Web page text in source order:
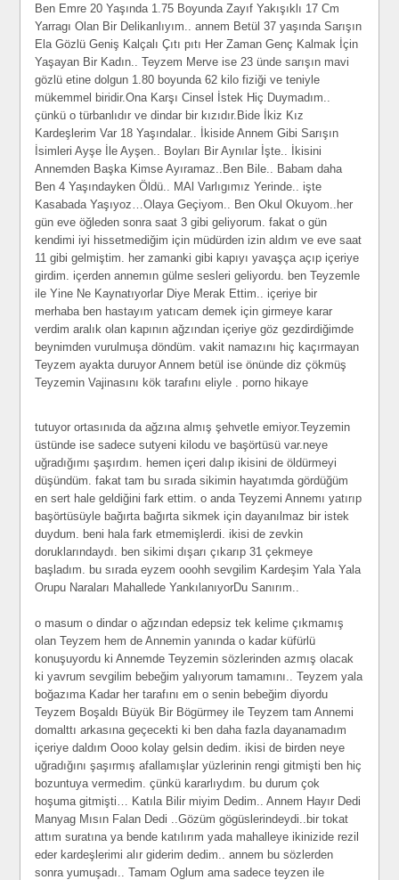
Ben Emre 20 Yaşında 1.75 Boyunda Zayıf Yakışıklı 17 Cm
Yarragı Olan Bir Delikanlıyım.. annem Betül 37 yaşında Sarışın
Ela Gözlü Geniş Kalçalı Çıtı pıtı Her Zaman Genç Kalmak İçin
Yaşayan Bir Kadın.. Teyzem Merve ise 23 ünde sarışın mavi
gözlü etine dolgun 1.80 boyunda 62 kilo fiziği ve teniyle
mükemmel biridir.Ona Karşı Cinsel İstek Hiç Duymadım..
çünkü o türbanlıdır ve dindar bir kızıdır.Bide İkiz Kız
Kardeşlerim Var 18 Yaşındalar.. İkiside Annem Gibi Sarışın
İsimleri Ayşe İle Ayşen.. Boyları Bir Aynılar İşte.. İkisini
Annemden Başka Kimse Ayıramaz..Ben Bile.. Babam daha
Ben 4 Yaşındayken Öldü.. MAl Varlıgımız Yerinde.. işte
Kasabada Yaşıyoz…Olaya Geçiyom.. Ben Okul Okuyom..her
gün eve öğleden sonra saat 3 gibi geliyorum. fakat o gün
kendimi iyi hissetmediğim için müdürden izin aldım ve eve saat
11 gibi gelmiştim. her zamanki gibi kapıyı yavaşça açıp içeriye
girdim. içerden annemın gülme sesleri geliyordu. ben Teyzemle
ile Yine Ne Kaynatıyorlar Diye Merak Ettim.. içeriye bir
merhaba ben hastayım yatıcam demek için girmeye karar
verdim aralık olan kapının ağzından içeriye göz gezdirdiğimde
beynimden vurulmuşa döndüm. vakit namazını hiç kaçırmayan
Teyzem ayakta duruyor Annem betül ise önünde diz çökmüş
Teyzemin Vajinasını kök tarafını eliyle . porno hikaye
tutuyor ortasınıda da ağzına almış şehvetle emiyor.Teyzemin
üstünde ise sadece sutyeni kilodu ve başörtüsü var.neye
uğradığımı şaşırdım. hemen içeri dalıp ikisini de öldürmeyi
düşündüm. fakat tam bu sırada sikimin hayatımda gördüğüm
en sert hale geldiğini fark ettim. o anda Teyzemi Annemı yatırıp
başörtüsüyle bağırta bağırta sikmek için dayanılmaz bir istek
duydum. beni hala fark etmemişlerdi. ikisi de zevkin
doruklarındaydı. ben sikimi dışarı çıkarıp 31 çekmeye
başladım. bu sırada eyzem ooohh sevgilim Kardeşim Yala Yala
Orupu Naraları Mahallede YankılanıyorDu Sanırım..
o masum o dindar o ağzından edepsiz tek kelime çıkmamış
olan Teyzem hem de Annemin yanında o kadar küfürlü
konuşuyordu ki Annemde Teyzemin sözlerinden azmış olacak
ki yavrum sevgilim bebeğim yalıyorum tamamını.. Teyzem yala
boğazıma Kadar her tarafını em o senin bebeğim diyordu
Teyzem Boşaldı Büyük Bir Bögürmey ile Teyzem tam Annemi
domalttı arkasına geçecekti ki ben daha fazla dayanamadım
içeriye daldım Oooo kolay gelsin dedim. ikisi de birden neye
uğradığını şaşırmış afallamışlar yüzlerinin rengi gitmişti ben hiç
bozuntuya vermedim. çünkü kararlıydım. bu durum çok
hoşuma gitmişti… Katıla Bilir miyim Dedim.. Annem Hayır Dedi
Manyag Mısın Falan Dedi ..Gözüm gögüslerindeydi..bir tokat
attım suratına ya bende katılırım yada mahalleye ikinizide rezil
eder kardeşlerimi alır giderim dedim.. annem bu sözlerden
sonra yumuşadı.. Tamam Oglum ama sadece teyzen ile